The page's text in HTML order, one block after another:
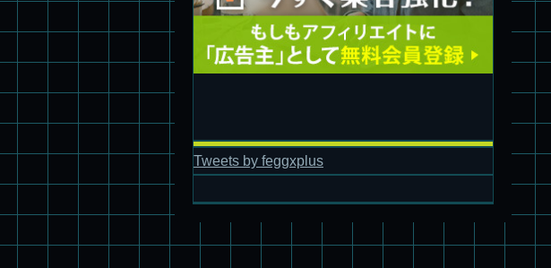
パチ組塗装★バンダイ HG スコープドッグ拡張セット3～5
ブルーティッシュドッグ &
スコープドッグ サンサ戦 リーマン少佐機
Tweets by feggxplus